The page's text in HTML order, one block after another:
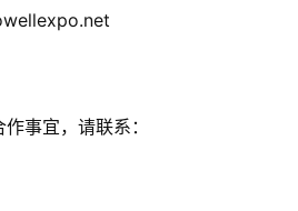
事宜，请联系：